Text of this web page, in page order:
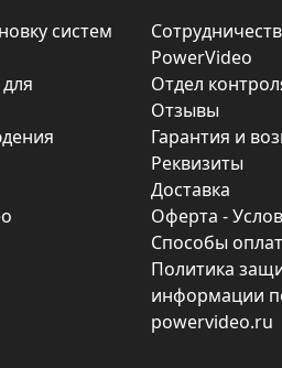
систем
PowerVideo
Отдел
Отзывы
Гарантия и
Реквизиты
Доставка
Оферта -
Способы
Политика
информации
powervideo.ru